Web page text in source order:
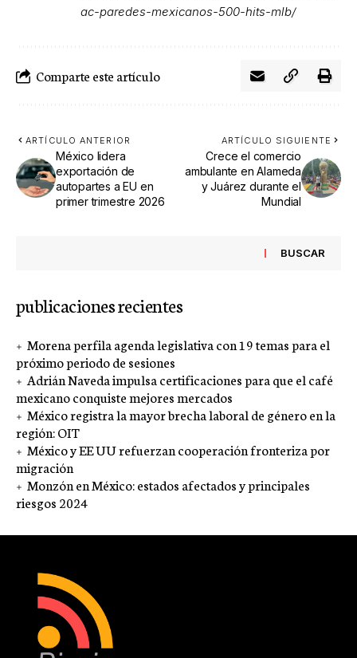
ac-paredes-mexicanos-500-hits-mlb/
Comparte este artículo
ARTÍCULO ANTERIOR
México lidera
exportación de
autopartes a EU en
primer trimestre 2026
ARTÍCULO SIGUIENTE
Crece el comercio
ambulante en Alameda
y Juárez durante el
Mundial
BUSCAR
publicaciones recientes
Morena perfila agenda legislativa con 19 temas para el
próximo periodo de sesiones
Adrián Naveda impulsa certificaciones para que el café
mexicano conquiste mejores mercados
México registra la mayor brecha laboral de género en la
región: OIT
México y EE UU refuerzan cooperación fronteriza por
migración
Monzón en México: estados afectados y principales
riesgos 2024